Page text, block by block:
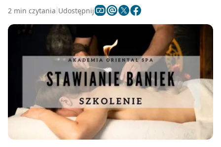
2 min czytania Udostępnij